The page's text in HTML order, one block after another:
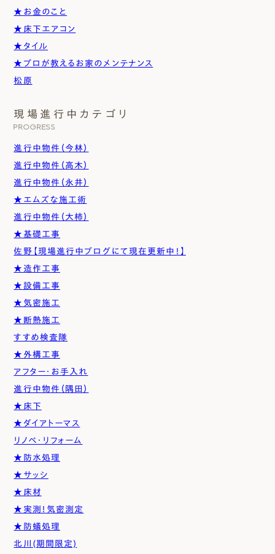
★お金のこと
★床下エアコン
★タイル
★プロが教えるお家のメンテナンス
松原
現場進行中カテゴリ
PROGRESS
進行中物件（今林）
進行中物件（高木）
進行中物件（永井）
★エムズな施工術
進行中物件（大柿）
★基礎工事
佐野【現場進行中ブログにて現在更新中！】
★造作工事
★設備工事
★気密施工
★断熱施工
すすめ検査隊
★外構工事
アフター・お手入れ
進行中物件（隅田）
★床下
★ダイアトーマス
リノベ・リフォーム
★防水処理
★サッシ
★床材
★実測！気密測定
★防蟻処理
北川(期間限定)